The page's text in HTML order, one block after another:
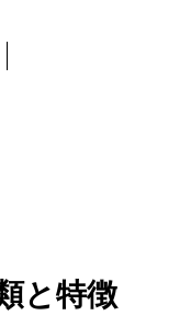
と特徴